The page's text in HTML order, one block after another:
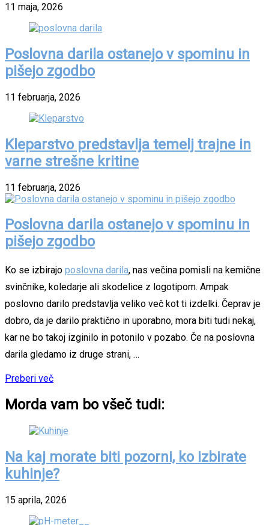
11 maja, 2026
Poslovna darila ostanejo v spominu in
pišejo zgodbo
11 februarja, 2026
Kleparstvo predstavlja temelj trajne in
varne strešne kritine
11 februarja, 2026
Poslovna darila ostanejo v spominu in
pišejo zgodbo
Ko se izbirajo poslovna darila, nas večina pomisli na kemične
svinčnike, koledarje ali skodelice z logotipom. Ampak
poslovno darilo predstavlja veliko več kot ti izdelki. Čeprav je
dobro, da je darilo praktično in uporabno, mora biti tudi nekaj,
kar ne bo takoj izginilo in potonilo v pozabo. Če na poslovna
darila gledamo iz druge strani, …
Preberi več
Morda vam bo všeč tudi:
Na kaj morate biti pozorni, ko izbirate
kuhinje?
15 aprila, 2026